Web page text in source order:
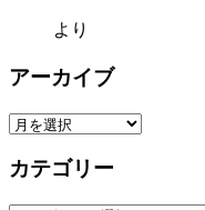
より
アーカイブ
ア
カ
カテゴリー